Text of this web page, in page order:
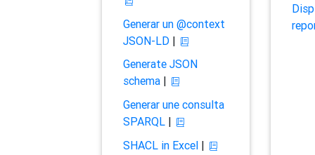
Generar un @context
JSON-LD|
Generate JSON
schema|
Generar une consulta
SPARQL|
SHACL in Excel|